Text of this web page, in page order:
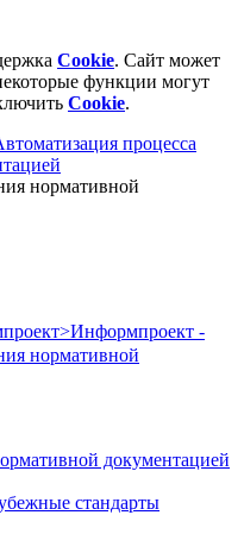
Cookie. Сайт может
функции могут
Cookie.
процесса
нормативной
>Информпроект -
нормативной
документацией
стандарты